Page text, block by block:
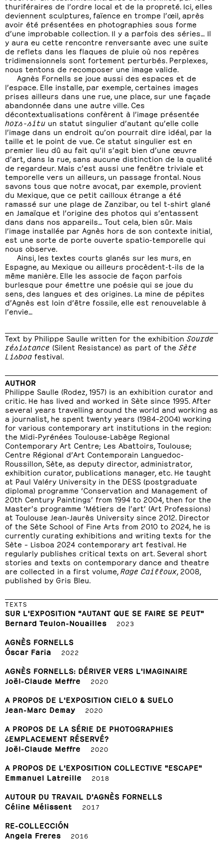
thuriféraires de l’ordre local et de la propreté. Ici, elles
deviennent sculptures, faïence en trompe l’œil, après
avoir été présentées en photographies sous forme
d’une improbable collection. Il y a parfois des séries… Il
y aura eu cette rencontre renversante avec une suite
de reflets dans les flaques de pluie où nos repères
tridimensionnels sont fortement perturbés. Perplexes,
nous tentons de recomposer une image valide.
Agnès Fornells se joue aussi des espaces et de
l’espace. Elle installe, par exemple, certaines images
prises ailleurs dans une rue, une place, sur une façade
abandonnée dans une autre ville. Ces
décontextualisations confèrent à l’image présentée
hors-situ un statut singulier d’autant qu’elle colle
l’image dans un endroit qu’on pourrait dire idéal, par la
taille et le point de vue. Ce statut singulier est en
premier lieu dû au fait qu’il s’agit bien d’une œuvre
d’art, dans la rue, sans aucune distinction de la qualité
de regardeur. Mais c’est aussi une fenêtre triviale et
temporelle vers un ailleurs, un passage frontal. Nous
savons tous que notre avocat, par exemple, provient
du Mexique, que ce petit cailloux étrange a été
ramassé sur une plage de Zanzibar, ou tel t-shirt glané
en Jamaïque et l’origine des photos qui s’entassent
dans dans nos appareils… Tout cela, bien sûr. Mais
l’image installée par Agnès hors de son contexte initial,
est une sorte de porte ouverte spatio-temporelle qui
nous observe.
Ainsi, les textes courts glanés sur les murs, en
Espagne, au Mexique ou ailleurs procèdent-t-ils de la
même manière. Elle les associe de façon parfois
burlesque pour émettre une poésie qui se joue du
sens, des langues et des origines. La mine de pépites
d’Agnès est loin d’être fossile, elle est renouvelable à
l’envie…
Text by Philippe Saulle written for the exhibition Sourde
résistance (Silent Resistance) as part of the Sète
Lisboa festival.
AUTHOR
Philippe Saulle (Rodez, 1957) is an exhibition curator and
critic. He has lived and worked in Sète since 1995. After
several years travelling around the world and working as
a journalist, he spent twenty years (1984–2004) working
for various contemporary art institutions in the region:
the Midi-Pyrénées Toulouse-Labège Regional
Contemporary Art Centre; Les Abattoirs, Toulouse;
Centre Régional d’Art Contemporain Languedoc-
Roussillon, Sète, as deputy director, administrator,
exhibition curator, publications manager, etc. He taught
at Paul Valéry University in the DESS (postgraduate
diploma) programme ‘Conservation and Management of
20th Century Paintings’ from 1994 to 2004, then for the
Master’s programme ‘Métiers de l’art’ (Art Professions)
at Toulouse Jean-Jaurès University since 2012. Director
of the Sète School of Fine Arts from 2010 to 2024, he is
currently curating exhibitions and writing texts for the
Sète – Lisboa 2024 contemporary art festival. He
regularly publishes critical texts on art. Several short
stories and texts on contemporary dance and theatre
are collected in a first volume, Rage Cailloux , 2008,
published by Gris Bleu.
TEXTS
SUR L'EXPOSITION "AUTANT QUE SE FAIRE SE PEUT"
Bernard Teulon-Nouailles
2023
AGNÈS FORNELLS
Óscar Faria
2022
AGNÈS FORNELLS: DÉRIVER VERS L'IMAGINAIRE
Joël-Claude Meffre
2020
A PROPOS DE L'EXPOSITION CIELO & SUELO
Jean-Marc Demay
2020
A PROPOS DE LA SÉRIE DE PHOTOGRAPHIES
¿EMPLACEMENT RÉSERVÉ?
Joël-Claude Meffre
2020
A PROPOS DE L'EXPOSITION COLLECTIVE "ESCAPE"
Emmanuel Latreille
2018
AUTOUR DU TRAVAIL D'AGNÈS FORNELLS
Céline Mélissent
2017
RE-COLLECCIÓN
Angela Freres
2016